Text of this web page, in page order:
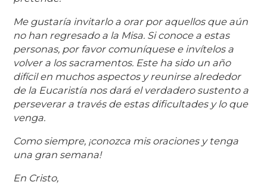
Me gustaría invitarlo a orar por aquellos que aún
no han regresado a la Misa. Si conoce a estas
personas, por favor comuníquese e invítelos a
volver a los sacramentos. Este ha sido un año
difícil en muchos aspectos y reunirse alrededor
de la Eucaristía nos dará el verdadero sustento a
perseverar a través de estas dificultades y lo que
venga.
Como siempre, ¡conozca mis oraciones y tenga
una gran semana!
En Cristo,